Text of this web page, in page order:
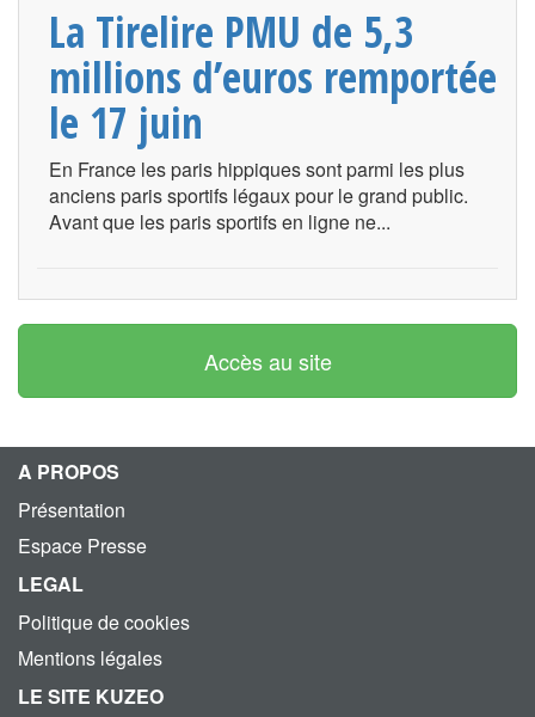
La Tirelire PMU de 5,3
millions d’euros remportée
le 17 juin
En France les paris hippiques sont parmi les plus
anciens paris sportifs légaux pour le grand public.
Avant que les paris sportifs en ligne ne...
Accès au site
A PROPOS
Présentation
Espace Presse
LEGAL
Politique de cookies
Mentions légales
LE SITE KUZEO